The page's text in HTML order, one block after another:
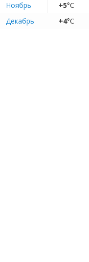
Ноябрь
+5°C
Декабрь
+4°C